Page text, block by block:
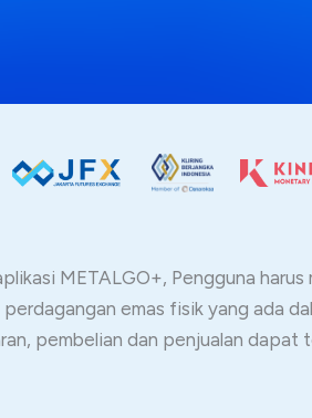
METALGO+, Pengguna
emas fisik yang ada
pembelian dan penjualan dapat